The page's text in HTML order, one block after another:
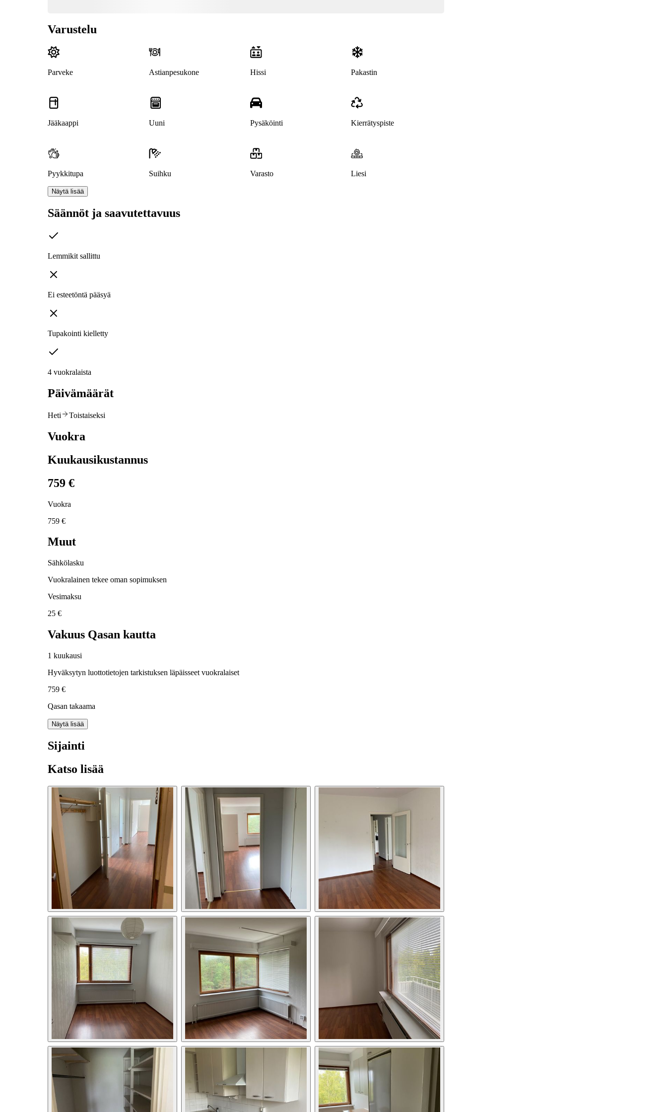
Varustelu
Parveke Astianpesukone Hissi Pakastin
Jääkaappi Uuni Pysäköinti Kierrätyspiste
Pyykkitupa Suihku Varasto Liesi
Näytä lisää
Säännöt ja saavutettavuus
Lemmikit sallittu
Ei esteetöntä pääsyä
Tupakointi kielletty
4 vuokralaista
Päivämäärät
Heti Toistaiseksi
Vuokra
Kuukausikustannus
759 €
Vuokra
759 €
Muut
Sähkölasku
Vuokralainen tekee oman sopimuksen
Vesimaksu
25 €
Vakuus Qasan kautta
1 kuukausi
Hyväksytyn luottotietojen tarkistuksen läpäisseet vuokralaiset
759 €
Qasan takaama
Näytä lisää
Sijainti
Katso lisää